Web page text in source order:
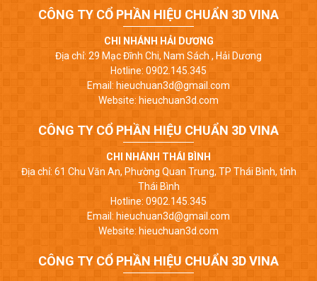
CÔNG TY CỔ PHẦN HIỆU CHUẨN 3D VINA
CHI NHÁNH HẢI DƯƠNG
Địa chỉ: 29 Mạc Đĩnh Chi, Nam Sách , Hải Dương
Hotline: 0902.145.345
Email: hieuchuan3d@gmail.com
Website: hieuchuan3d.com
CÔNG TY CỔ PHẦN HIỆU CHUẨN 3D VINA
CHI NHÁNH THÁI BÌNH
Địa chỉ: 61 Chu Văn An, Phường Quan Trung, TP Thái Bình, tỉnh
Thái Bình
Hotline: 0902.145.345
Email: hieuchuan3d@gmail.com
Website: hieuchuan3d.com
CÔNG TY CỔ PHẦN HIỆU CHUẨN 3D VINA